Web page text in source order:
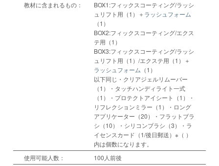
教材に含まれるもの：
BOX1:フィックスコーティング/ラッシ
ュリフト用（1）＋ ラッシュフォーム
（1）
BOX2:フィックスコーティング/エクス
テ用（1）
BOX3:フィックスコーティング/ラッシ
ュリフト用（1）/エクステ用（1）＋
ラッシュフォーム （1）
以下同じ・クリアジェルリムーバー
（1）・タッチハンディライト一式
（1）・プロテクトアイシート（1）・
リフレクションミラー（1）・ロング
アプリケーター（20）・フラットブラ
シ（10）・シリコンブラシ（3）・ラ
イセンスカード（1/後日郵送）※（ ）
内は個数になります。
使用可能人数：
100人前後